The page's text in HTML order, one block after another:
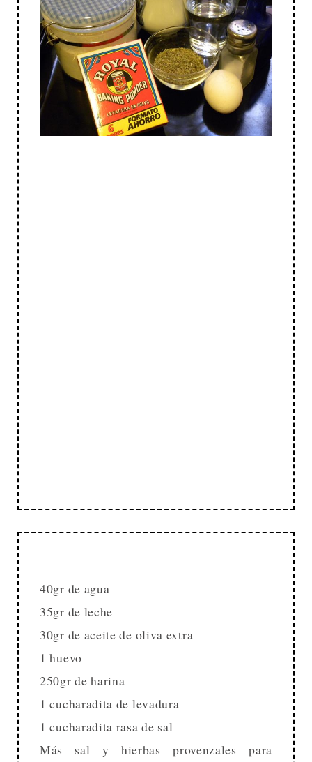
40gr de agua
35gr de leche
30gr de aceite de oliva extra
1 huevo
250gr de harina
1 cucharadita de levadura
1 cucharadita rasa de sal
Más sal y hierbas provenzales para